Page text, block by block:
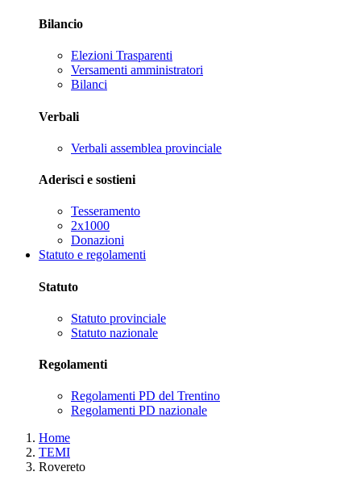
Bilancio
Elezioni Trasparenti
Versamenti amministratori
Bilanci
Verbali
Verbali assemblea provinciale
Aderisci e sostieni
Tesseramento
2x1000
Donazioni
Statuto e regolamenti
Statuto
Statuto provinciale
Statuto nazionale
Regolamenti
Regolamenti PD del Trentino
Regolamenti PD nazionale
Home
TEMI
Rovereto